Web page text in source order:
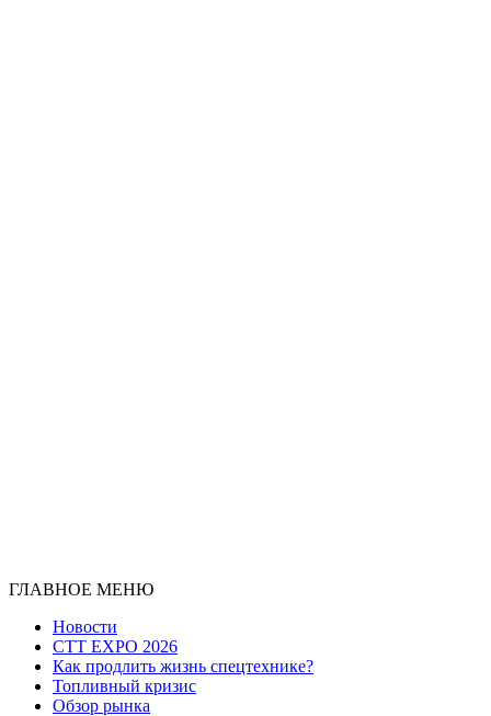
ГЛАВНОЕ МЕНЮ
Новости
CTT EXPO 2026
Как продлить жизнь спецтехнике?
Топливный кризис
Обзор рынка